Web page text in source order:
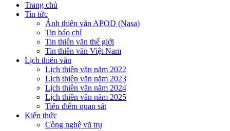
Trang chủ
Tin tức
Ảnh thiên văn APOD (Nasa)
Tin báo chí
Tin thiên văn thế giới
Tin thiên văn Việt Nam
Lịch thiên văn
Lịch thiên văn năm 2022
Lịch thiên văn năm 2023
Lịch thiên văn năm 2024
Lịch thiên văn năm 2025
Tiêu điểm quan sát
Kiến thức
Công nghệ vũ trụ